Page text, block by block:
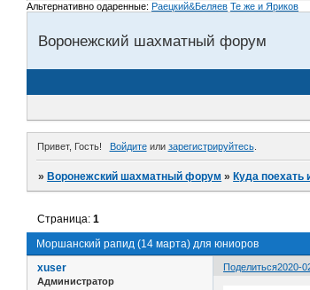
Альтернативно одаренные: Раецкий&Беляев Те же и Яриков
Воронежский шахматный форум
Привет, Гость! Войдитеили зарегистрируйтесь.
»Воронежский шахматный форум »Куда поехать
Моршанский рапид (14 марта) для юниоров
Страница:1
Поделиться2020-
xuser
Администратор